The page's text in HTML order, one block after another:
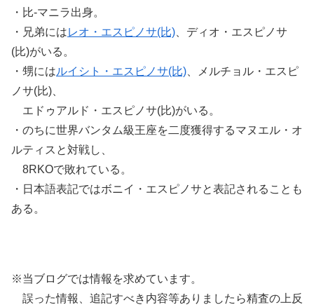
・比-マニラ出身。
・兄弟にはレオ・エスピノサ(比) 、ディオ・エスピノサ
(比)がいる。
・甥にはルイシト・エスピノサ(比) 、メルチョル・エスピ
ノサ(比)、
エドゥアルド・エスピノサ(比)がいる。
・のちに世界バンタム級王座を二度獲得するマヌエル・オ
ルティスと対戦し、
8RKOで敗れている。
・日本語表記ではボニイ・エスピノサと表記されることも
ある。
※当ブログでは情報を求めています。
誤った情報、追記すべき内容等ありましたら精査の上反